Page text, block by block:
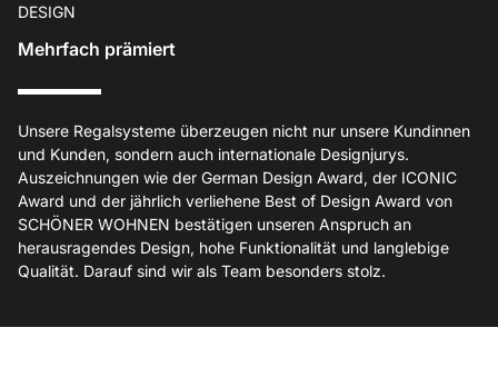
DESIGN
Mehrfach prämiert
Unsere Regalsysteme überzeugen nicht nur unsere Kundinnen
und Kunden, sondern auch internationale Designjurys.
Auszeichnungen wie der German Design Award, der ICONIC
Award und der jährlich verliehene Best of Design Award von
SCHÖNER WOHNEN bestätigen unseren Anspruch an
herausragendes Design, hohe Funktionalität und langlebige
Qualität. Darauf sind wir als Team besonders stolz.